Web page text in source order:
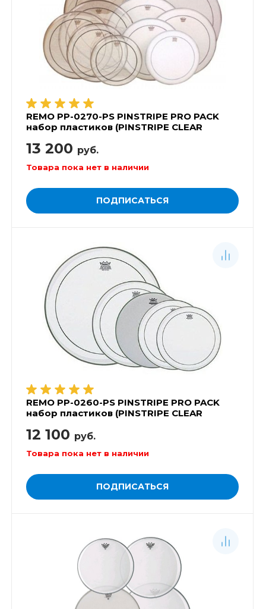
REMO PP-0270-PS PINSTRIPE PRO PACK
набор пластиков (PINSTRIPE CLEAR
POWERSTROKE3 CLEAR 22')
13 200 руб.
Товара пока нет в наличии
ПОДПИСАТЬСЯ
REMO PP-0260-PS PINSTRIPE PRO PACK
набор пластиков (PINSTRIPE CLEAR
POWERSTROKE3 CLEAR 22')
12 100 руб.
Товара пока нет в наличии
ПОДПИСАТЬСЯ